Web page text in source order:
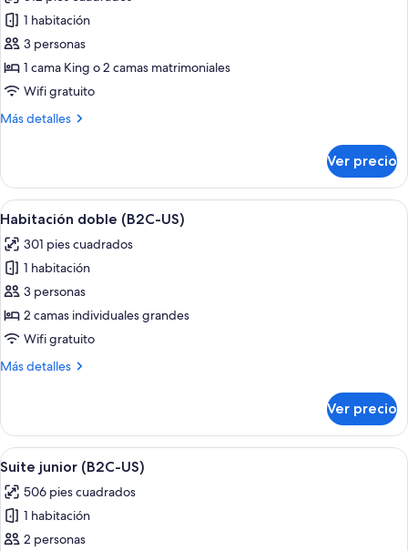
fotos
de
Habitación
Deluxe
US)
1 habitación
3 personas
1 cama King o 2 camas matrimoniales
Wifi gratuito
Más detalles
Más
Deluxe
(B2C-
US)
Ver precio
Abrir
todas
las
fotos
de
Habitación
doble
US)
Una habitación de hotel con cama,
4
Habitación doble (B2C-US)
301 pies cuadrados
1 habitación
3 personas
2 camas individuales grandes
Wifi gratuito
Más detalles
Más
doble
(B2C-
US)
Ver precio
Abrir
todas
las
fotos
de
Una habitación de hotel moderna
5
Suite junior (B2C-US)
506 pies cuadrados
1 habitación
2 personas